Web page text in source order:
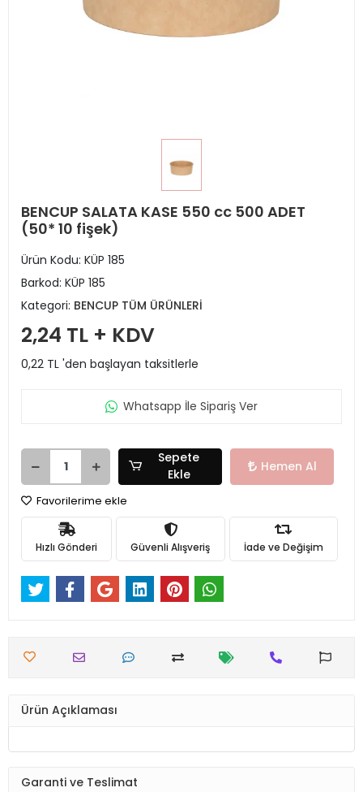
BENCUP SALATA KASE 550 cc 500 ADET
(50* 10 fişek)
Ürün Kodu: KÜP 185
Barkod: KÜP 185
Kategori: BENCUP TÜM ÜRÜNLERİ
2,24 TL + KDV
0,22 TL 'den başlayan taksitlerle
Whatsapp İle Sipariş Ver
Sepete
Ekle
Hemen Al
Favorilerime ekle
Hızlı Gönderi Güvenli Alışveriş İade ve Değişim
Ürün Açıklaması
Garanti ve Teslimat